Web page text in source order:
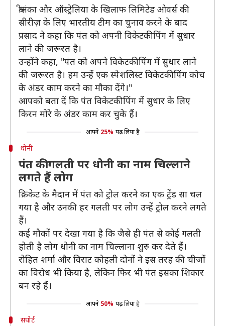
श्रीलंका और ऑस्ट्रेलिया के खिलाफ लिमिटेड ओवर्स की
सीरीज़ के लिए भारतीय टीम का चुनाव करने के बाद
प्रसाद ने कहा कि पंत को अपनी विकेटकीपिंग में सुधार
लाने की जरूरत है।
उन्होंने कहा, "पंत को अपने विकेटकीपिंग में सुधार लाने
की जरूरत है। हम उन्हें एक स्पेशलिस्ट विकेटकीपिंग कोच
के अंडर काम करने का मौका देंगे।"
आपको बता दें कि पंत विकेटकीपिंग में सुधार के लिए
किरन मोरे के अंडर काम कर चुके हैं।
आपने 25% पढ़ लिया है
धोनी
पंत की गलती पर धोनी का नाम चिल्लाने
लगते हैं लोग
क्रिकेट के मैदान में पंत को ट्रोल करने का एक ट्रेंड सा चल
गया है और उनकी हर गलती पर लोग उन्हें ट्रोल करने लगते
हैं।
कई मौकों पर देखा गया है कि जैसे ही पंत से कोई गलती
होती है लोग धोनी का नाम चिल्लाना शुरु कर देते हैं।
रोहित शर्मा और विराट कोहली दोनों ने इस तरह की चीजों
का विरोध भी किया है, लेकिन फिर भी पंत इसका शिकार
बन रहे हैं।
आपने 50% पढ़ लिया है
सपोर्ट